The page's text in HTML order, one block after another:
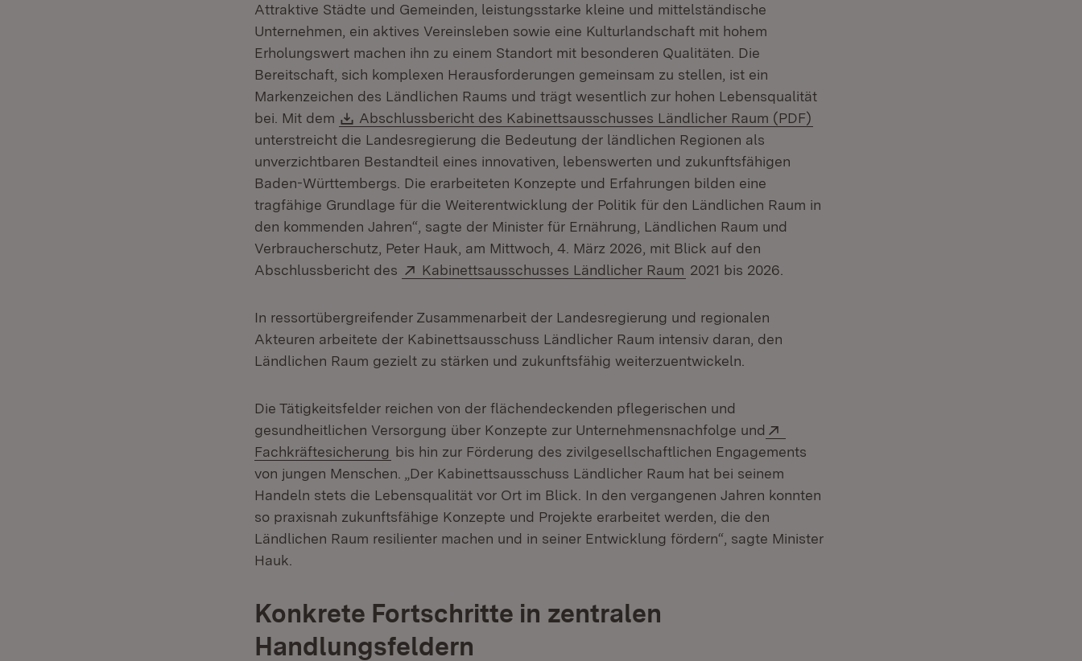
Attraktive Städte und Gemeinden, leistungsstarke kleine und mittelständische
Unternehmen, ein aktives Vereinsleben sowie eine Kulturlandschaft mit hohem
Erholungswert machen ihn zu einem Standort mit besonderen Qualitäten. Die
Bereitschaft, sich komplexen Herausforderungen gemeinsam zu stellen, ist ein
Markenzeichen des Ländlichen Raums und trägt wesentlich zur hohen Lebensqualität
bei. Mit dem
Download:
Abschlussbericht des Kabinettsausschusses Ländlicher Raum (PDF)
unterstreicht die Landesregierung die Bedeutung der ländlichen Regionen als
unverzichtbaren Bestandteil eines innovativen, lebenswerten und zukunftsfähigen
Baden-Württembergs. Die erarbeiteten Konzepte und Erfahrungen bilden eine
tragfähige Grundlage für die Weiterentwicklung der Politik für den Ländlichen Raum in
den kommenden Jahren“, sagte der Minister für Ernährung, Ländlichen Raum und
Verbraucherschutz, Peter Hauk, am Mittwoch, 4. März 2026, mit Blick auf den
Abschlussbericht des
Extern:
Kabinettsausschusses Ländlicher Raum (Öffnet in neuem Fenster)
2021 bis 2026.
In ressortübergreifender Zusammenarbeit der Landesregierung und regionalen
Akteuren arbeitete der Kabinettsausschuss Ländlicher Raum intensiv daran, den
Ländlichen Raum gezielt zu stärken und zukunftsfähig weiterzuentwickeln.
Die Tätigkeitsfelder reichen von der flächendeckenden pflegerischen und
gesundheitlichen Versorgung über Konzepte zur Unternehmensnachfolge und
Fachkräftesicherung (Öffnet in neuem Fenster)
bis hin zur Förderung des zivilgesellschaftlichen Engagements
von jungen Menschen. „Der Kabinettsausschuss Ländlicher Raum hat bei seinem
Handeln stets die Lebensqualität vor Ort im Blick. In den vergangenen Jahren konnten
so praxisnah zukunftsfähige Konzepte und Projekte erarbeitet werden, die den
Ländlichen Raum resilienter machen und in seiner Entwicklung fördern“, sagte Minister
Hauk.
Konkrete Fortschritte in zentralen
Handlungsfeldern